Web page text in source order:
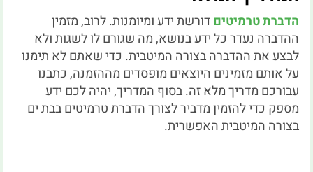
הדברת טרמיטיםדורשת ידע ומיומנות. לרוב, מזמין
ההדברה נעדר כל ידע בנושא, מה שגורם לו לשגות ולא
לבצע את ההדברה בצורה המיטבית. כדי שאתם לא תימנו
על אותם מזמינים היוצאים מופסדים מההזמנה, כתבנו
עבורכם מדריך מלא זה. בסוף המדריך, יהיה לכם ידע
מספק כדי להזמין מדביר לצורך הדברת טרמיטים בבת ים
בצורה המיטבית האפשרית.